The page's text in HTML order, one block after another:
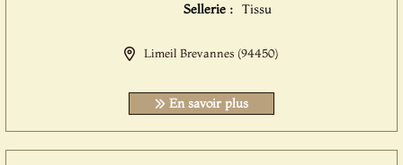
Sellerie : Tissu
Limeil Brevannes (94450)
En savoir plus